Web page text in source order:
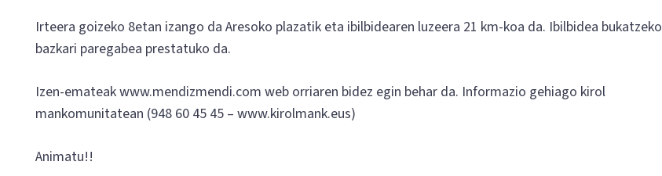
Irteera goizeko 8etan izango da Aresoko plazatik eta ibilbidearen luzeera 21 km-koa da. Ibilbidea bukatzeko
bazkari paregabea prestatuko da.
Izen-emateak www.mendizmendi.com web orriaren bidez egin behar da. Informazio gehiago kirol
mankomunitatean (948 60 45 45 – www.kirolmank.eus)
Animatu!!